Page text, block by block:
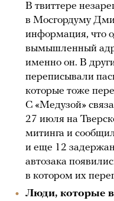
В твиттере
в Мосгордуму
информация, что
вымышленный
именно он. В
переписывали
которые тоже
С «Медузой»
27 июля на
митинга и
и еще 12
автозака
в котором их
Люди, которые